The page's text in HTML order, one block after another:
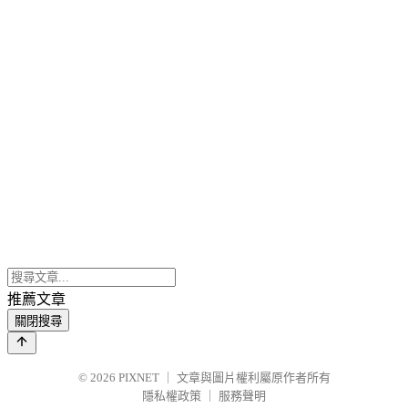
推薦文章
關閉搜尋
© 2026 PIXNET
文章與圖片權利屬原作者所有
隱私權政策
服務聲明